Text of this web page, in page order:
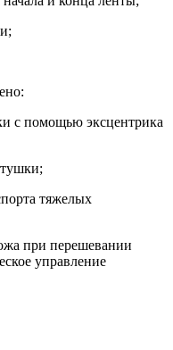
с помощью эксцентрика
тяжелых
при перешевании
управление